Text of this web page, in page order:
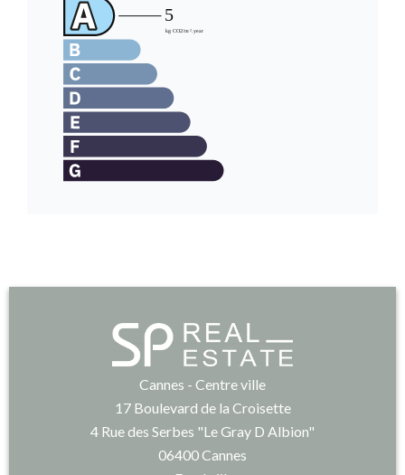
Cannes - Centre ville
17 Boulevard de la Croisette
4 Rue des Serbes "Le Gray D Albion"
06400Cannes